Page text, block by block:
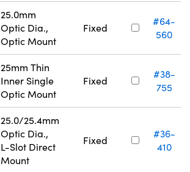
25.0mm
Optic Dia.,
Optic Mount
Fixed
#64-
560
25mm Thin
Inner Single
Optic Mount
Fixed
#38-
755
25.0/25.4mm
Optic Dia.,
L-Slot Direct
Mount
Fixed
#36-
410